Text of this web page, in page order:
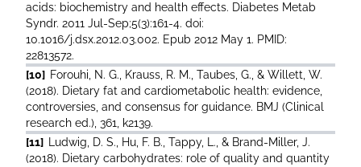
acids: biochemistry and health effects. Diabetes Metab
Syndr. 2011 Jul-Sep;5(3):161-4. doi:
10.1016/j.dsx.2012.03.002. Epub 2012 May 1. PMID:
22813572.
[10] Forouhi, N. G., Krauss, R. M., Taubes, G., & Willett, W.
(2018). Dietary fat and cardiometabolic health: evidence,
controversies, and consensus for guidance. BMJ (Clinical
research ed.), 361, k2139.
[11]
Ludwig, D. S., Hu, F. B., Tappy, L., & Brand-Miller, J.
(2018). Dietary carbohydrates: role of quality and quantity